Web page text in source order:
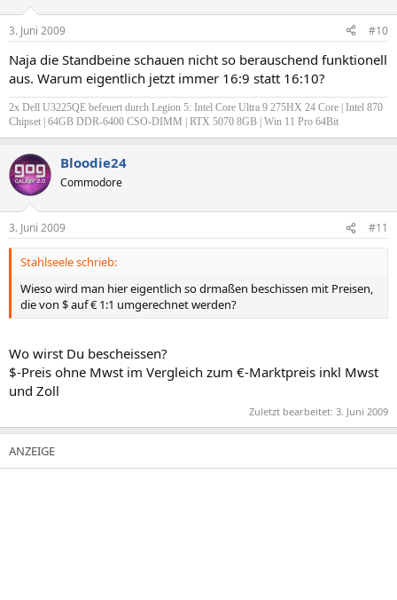
3. Juni 2009 #10
Naja die Standbeine schauen nicht so berauschend funktionell
aus. Warum eigentlich jetzt immer 16:9 statt 16:10?
2x Dell U3225QE befeuert durch Legion 5: Intel Core Ultra 9 275HX 24 Core | Intel 870
Chipset | 64GB DDR-6400 CSO-DIMM | RTX 5070 8GB | Win 11 Pro 64Bit
Bloodie24
Commodore
3. Juni 2009 #11
Stahlseele schrieb:
Wieso wird man hier eigentlich so drmaßen beschissen mit Preisen,
die von $ auf € 1:1 umgerechnet werden?
Wo wirst Du bescheissen?
$-Preis ohne Mwst im Vergleich zum €-Marktpreis inkl Mwst
und Zoll
Zuletzt bearbeitet: 3. Juni 2009